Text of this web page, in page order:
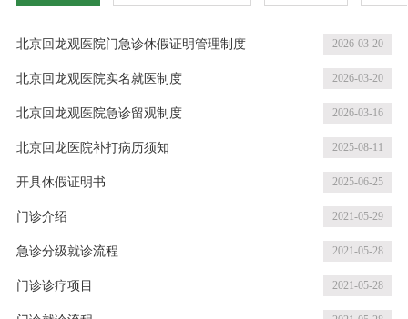
北京回龙观医院门急诊休假证明管理制度 2026-03-20
北京回龙观医院实名就医制度 2026-03-20
北京回龙观医院急诊留观制度 2026-03-16
北京回龙医院补打病历须知 2025-08-11
开具休假证明书 2025-06-25
门诊介绍 2021-05-29
急诊分级就诊流程 2021-05-28
门诊诊疗项目 2021-05-28